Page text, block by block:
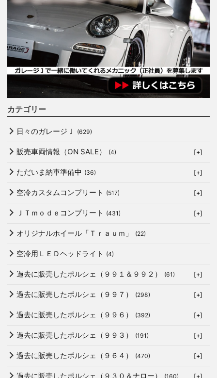
カテゴリー
日々のガレージＪ (629)
販売車両情報（ON SALE） (4) [+]
ただいま納車準備中 (36) [+]
空冷カスタムコンプリート (517) [+]
ＪＴｍｏｄｅコンプリート (431) [+]
オリジナルホイール「Ｔｒａｕｍ」 (22)
空冷用ＬＥＤヘッドライト (4)
過去に販売したポルシェ（９９１＆９９２） (61) [+]
過去に販売したポルシェ（９９７） (298) [+]
過去に販売したポルシェ（９９６） (392) [+]
過去に販売したポルシェ（９９３） (191) [+]
過去に販売したポルシェ（９６４） (470) [+]
過去に販売したポルシェ（９３０＆ナロー） (160) [+]